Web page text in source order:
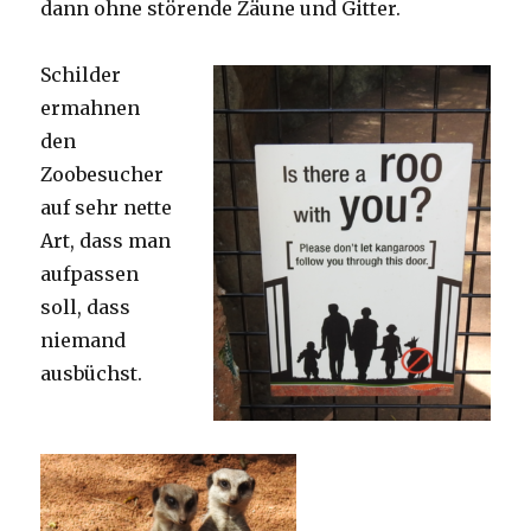
dann ohne störende Zäune und Gitter.
Schilder
ermahnen
den
Zoobesucher
auf sehr nette
Art, dass man
aufpassen
soll, dass
niemand
ausbüchst.